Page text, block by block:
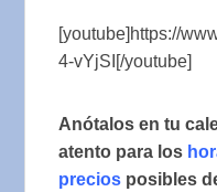
[youtube]https://
4-vYjSI[/youtube]
Anótalos en tu
atento para los
precios posibles